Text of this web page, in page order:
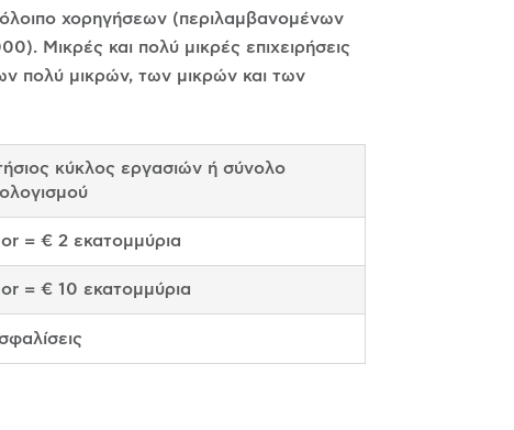
χορηγήσεων (περιλαμβανομένων
Μικρές και πολύ μικρές επιχειρήσεις
πολύ μικρών, των μικρών και των
κύκλος εργασιών ή σύνολο
= € 2 εκατομμύρια
= € 10 εκατομμύρια